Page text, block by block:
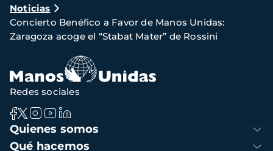
de
navegación
Noticias
Concierto Benéfico a Favor de Manos Unidas:
Zaragoza acoge el “Stabat Mater” de Rossini
Navegación
principal
Quienes somos
Qué hacemos
Redes sociales